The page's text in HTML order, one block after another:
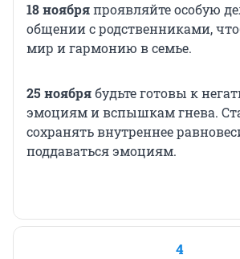
18 ноябряпроявляйте особую
общении с родственниками,
мир и гармонию в семье.
25 ноябрябудьте готовы к
эмоциям и вспышкам гнева.
сохранять внутреннее
поддаваться эмоциям.
4